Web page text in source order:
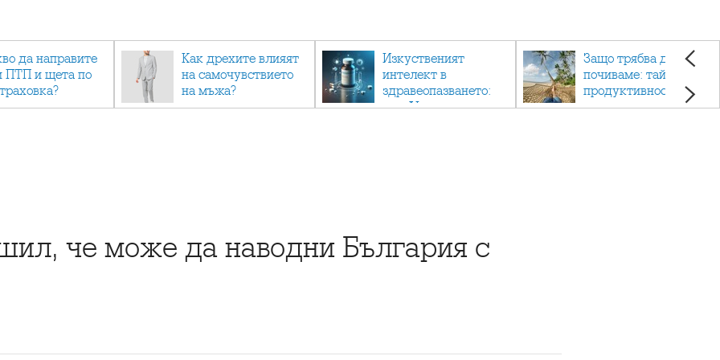
да направите
ПТП и щета по
Как дрехите влияят
на самочувствието
на мъжа?
Изкуственият
интелект в
здравеопазването:
как AI променя
Защо трябва да си
почиваме: тайната на
продуктивността,
здравето и добрия
че може да наводни България с